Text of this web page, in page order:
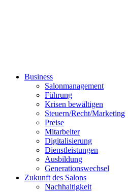
Business
Salonmanagement
Führung
Krisen bewältigen
Steuern/Recht/Marketing
Preise
Mitarbeiter
Digitalisierung
Dienstleistungen
Ausbildung
Generationswechsel
Zukunft des Salons
Nachhaltigkeit